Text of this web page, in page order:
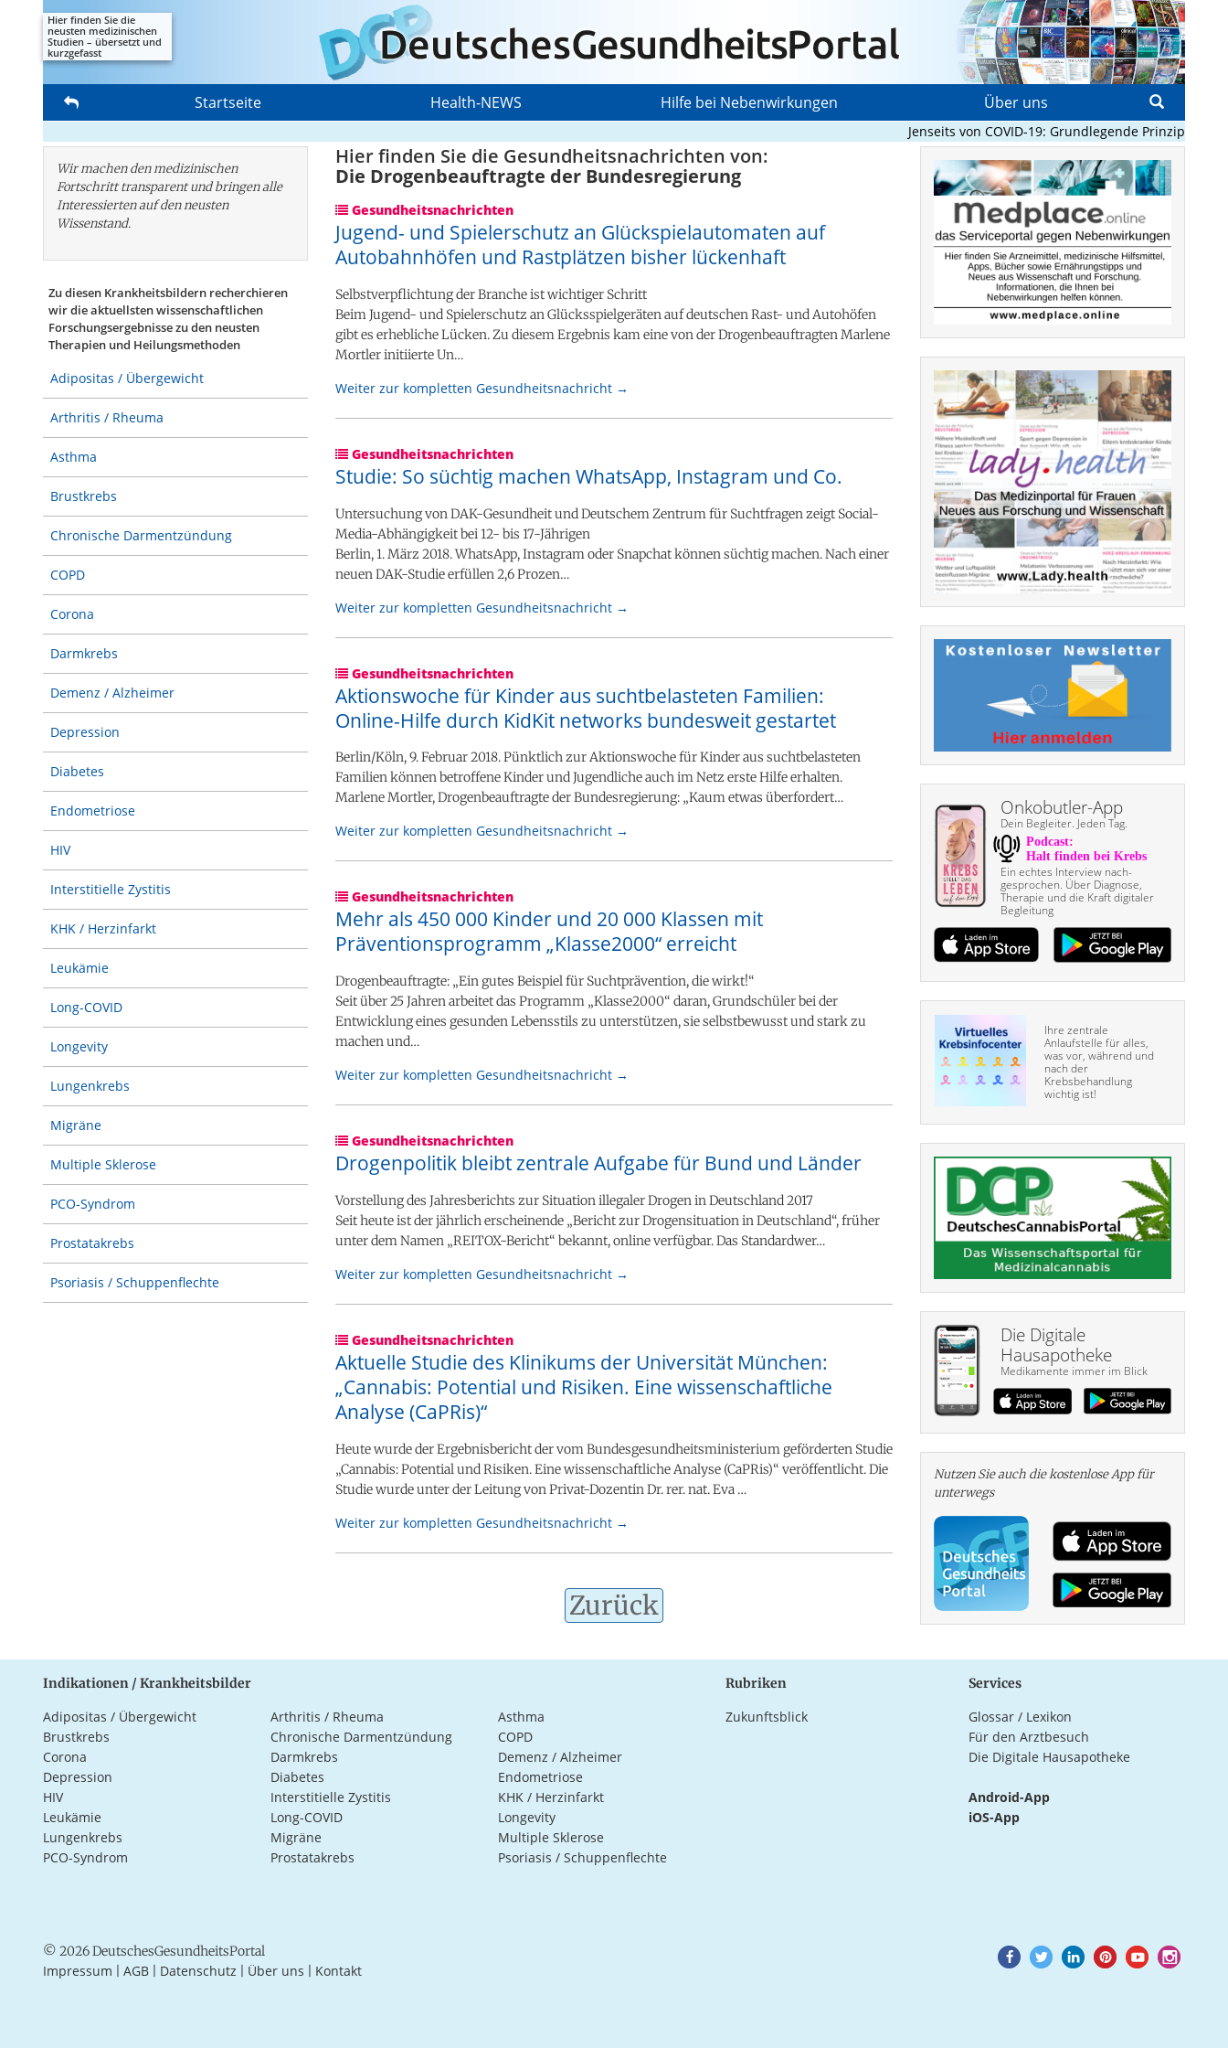
Hier finden Sie die
neusten medizinischen
Studien – übersetzt und
kurzgefasst
Startseite Health-NEWS Hilfe bei Nebenwirkungen Über uns
Jenseits von COVID-19: Grundlegende Prinzipien, die
Wir machen den medizinischen
Fortschritt transparent und bringen alle
Interessierten auf den neusten
Wissenstand.
Zu diesen Krankheitsbildern recherchieren
wir die aktuellsten wissenschaftlichen
Forschungs­ergebnisse zu den neusten
Therapien und Heilungsmethoden
Adipositas / Übergewicht
Arthritis / Rheuma
Asthma
Brustkrebs
Chronische Darmentzündung
COPD
Corona
Darmkrebs
Demenz / Alzheimer
Depression
Diabetes
Endometriose
HIV
Interstitielle Zystitis
KHK / Herzinfarkt
Leukämie
Long-COVID
Longevity
Lungenkrebs
Migräne
Multiple Sklerose
PCO-Syndrom
Prostatakrebs
Psoriasis / Schuppenflechte
Hier finden Sie die Gesundheitsnachrichten von:
Die Drogenbeauftragte der Bundesregierung
Gesundheitsnachrichten
Jugend- und Spielerschutz an Glückspielautomaten auf
Autobahnhöfen und Rastplätzen bisher lückenhaft
Selbstverpflichtung der Branche ist wichtiger Schritt
Beim Jugend- und Spielerschutz an Glücksspielgeräten auf deutschen Rast- und Autohöfen
gibt es erhebliche Lücken. Zu diesem Ergebnis kam eine von der Drogenbeauftragten Marlene
Mortler initiierte Un…
Weiter zur kompletten Gesundheitsnachricht →
Gesundheitsnachrichten
Studie: So süchtig machen WhatsApp, Instagram und Co.
Untersuchung von DAK-Gesundheit und Deutschem Zentrum für Suchtfragen zeigt Social-
Media-Abhängigkeit bei 12- bis 17-Jährigen
Berlin, 1. März 2018. WhatsApp, Instagram oder Snapchat können süchtig machen. Nach einer
neuen DAK-Studie erfüllen 2,6 Prozen…
Weiter zur kompletten Gesundheitsnachricht →
Gesundheitsnachrichten
Aktionswoche für Kinder aus suchtbelasteten Familien:
Online-Hilfe durch KidKit networks bundesweit gestartet
Berlin/Köln, 9. Februar 2018. Pünktlich zur Aktionswoche für Kinder aus suchtbelasteten
Familien können betroffene Kinder und Jugendliche auch im Netz erste Hilfe erhalten.
Marlene Mortler, Drogenbeauftragte der Bundesregierung: „Kaum etwas überfordert…
Weiter zur kompletten Gesundheitsnachricht →
Gesundheitsnachrichten
Mehr als 450 000 Kinder und 20 000 Klassen mit
Präventionsprogramm „Klasse2000“ erreicht
Drogenbeauftragte: „Ein gutes Beispiel für Suchtprävention, die wirkt!“
Seit über 25 Jahren arbeitet das Programm „Klasse2000“ daran, Grundschüler bei der
Entwicklung eines gesunden Lebensstils zu unterstützen, sie selbstbewusst und stark zu
machen und…
Weiter zur kompletten Gesundheitsnachricht →
Gesundheitsnachrichten
Drogenpolitik bleibt zentrale Aufgabe für Bund und Länder
Vorstellung des Jahresberichts zur Situation illegaler Drogen in Deutschland 2017
Seit heute ist der jährlich erscheinende „Bericht zur Drogensituation in Deutschland“, früher
unter dem Namen „REITOX-Bericht“ bekannt, online verfügbar. Das Standardwer…
Weiter zur kompletten Gesundheitsnachricht →
Gesundheitsnachrichten
Aktuelle Studie des Klinikums der Universität München:
„Cannabis: Potential und Risiken. Eine wissenschaftliche
Analyse (CaPRis)“
Heute wurde der Ergebnisbericht der vom Bundesgesundheitsministerium geförderten Studie
„Cannabis: Potential und Risiken. Eine wissenschaftliche Analyse (CaPRis)“ veröffentlicht. Die
Studie wurde unter der Leitung von Privat-Dozentin Dr. rer. nat. Eva …
Weiter zur kompletten Gesundheitsnachricht →
Zurück
Onkobutler-App
Dein Begleiter. Jeden Tag.
Ein echtes Interview nach­
gesprochen. Über Diagnose,
Therapie und die Kraft digitaler
Begleitung
Ihre zentrale
Anlaufstelle für alles,
was vor, während und
nach der
Krebsbehandlung
wichtig ist!
Die Digitale
Hausapotheke
Medikamente immer im Blick
Nutzen Sie auch die kosten­lose App für
unterwegs
Indikationen / Krankheitsbilder
Adipositas / Übergewicht Arthritis / Rheuma
Asthma
Brustkrebs
Chronische Darmentzündung
COPD
Corona
Darmkrebs
Demenz / Alzheimer
Depression
Diabetes
Endometriose
HIV
Interstitielle Zystitis
KHK / Herzinfarkt
Leukämie
Long-COVID
Longevity
Lungenkrebs
Migräne
Multiple Sklerose
PCO-Syndrom
Prostatakrebs Psoriasis / Schuppenflechte
Rubriken
Zukunftsblick
Services
Glossar / Lexikon
Für den Arztbesuch
Die Digitale Hausapotheke
Android-App
iOS-App
© 2026 DeutschesGesundheitsPortal
Impressum AGB Datenschutz Über uns Kontakt